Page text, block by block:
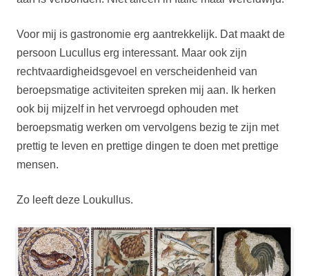
Voor mij is gastronomie erg aantrekkelijk. Dat maakt de
persoon Lucullus erg interessant. Maar ook zijn
rechtvaardigheidsgevoel en verscheidenheid van
beroepsmatige activiteiten spreken mij aan. Ik herken
ook bij mijzelf in het vervroegd ophouden met
beroepsmatig werken om vervolgens bezig te zijn met
prettig te leven en prettige dingen te doen met prettige
mensen.
Zo leeft deze Loukullus.